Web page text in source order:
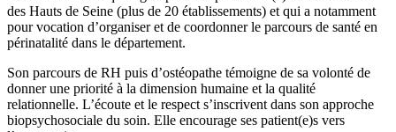
des Hauts de Seine (plus de 20 établissements) et qui a notamment
pour vocation d’organiser et de coordonner le parcours de santé en
périnatalité dans le département.
Son parcours de RH puis d’ostéopathe témoigne de sa volonté de
donner une priorité à la dimension humaine et la qualité
relationnelle. L’écoute et le respect s’inscrivent dans son approche
biopsychosociale du soin. Elle encourage ses patient(e)s vers